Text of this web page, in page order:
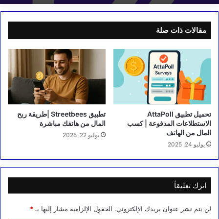
مقالات ذات صلة
تحميل تطبيق AttaPoll
الاستطلاعات المدفوعة | كسب
المال من الهاتف
يوليو 24, 2025
تطبيق Streetbees |طريقة ربح
المال من هاتفك مباشرة
يوليو 22, 2025
اترك تعليقاً
لن يتم نشر عنوان بريدك الإلكتروني. الحقول الإلزامية مشار إليها بـ *